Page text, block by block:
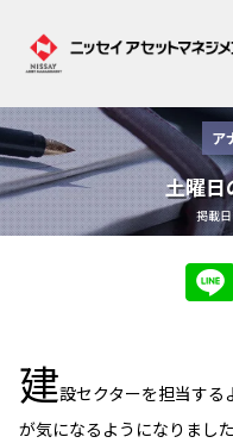
ファンド情報
ファンド情報TOP
ファンド比較
マーケットレポート
資産形成ポータルTOP
サステナビリティ
ア
土曜日
掲載
建設セクターを担当する
が気になるようになりまし